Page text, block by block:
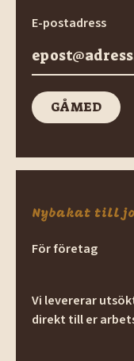
E-postadress
GÅ med
GÅ MED
Nybakat till
För företag
Vi levererar
direkt till er